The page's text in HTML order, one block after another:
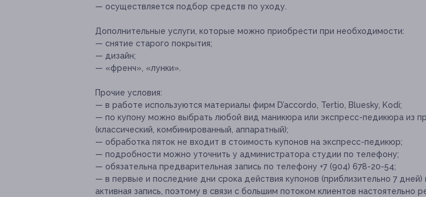
— осуществляется подбор средств по уходу.
Дополнительные услуги, которые можно приобрести при необходимости:
— снятие старого покрытия;
— дизайн;
— «френч», «лунки».
Прочие условия:
— в работе используются материалы фирм D’accordo, Tertio, Bluesky, Kodi;
— по купону можно выбрать любой вид маникюра или экспресс-педикюра из
(классический, комбинированный, аппаратный);
— обработка пяток не входит в стоимость купонов на экспресс-педикюр;
— подробности можно уточнить у администратора студии по телефону;
— обязательна предварительная запись по телефону +7 (904) 678-20-54;
— в первые и последние дни срока действия купонов (приблизительно 7 дней)
активная запись, поэтому в связи с большим потоком клиентов настоятельно